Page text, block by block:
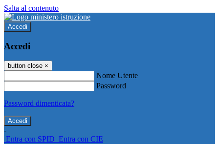
Salta al contenuto
Accedi
Accedi
button close ×
Nome Utente
Password
Password dimenticata?
-
Entra con SPID Entra con CIE